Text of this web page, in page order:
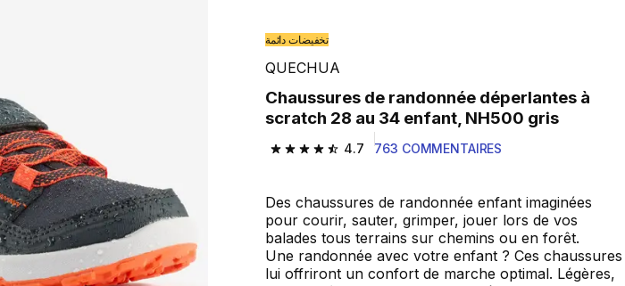
تخفيضات دائمة
QUECHUA
Chaussures de randonnée déperlantes à
scratch 28 au 34 enfant, NH500 gris
4.7
4.7 out of 5 stars from 763 reviews
763 COMMENTAIRES
Des chaussures de randonnée enfant imaginées
pour courir, sauter, grimper, jouer lors de vos
balades tous terrains sur chemins ou en forêt.
Une randonnée avec votre enfant ? Ces chaussures
lui offriront un confort de marche optimal. Légères,